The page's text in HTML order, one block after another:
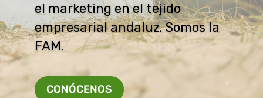
el marketing en el tejido
empresarial andaluz. Somos la
FAM.
CONÓCENOS